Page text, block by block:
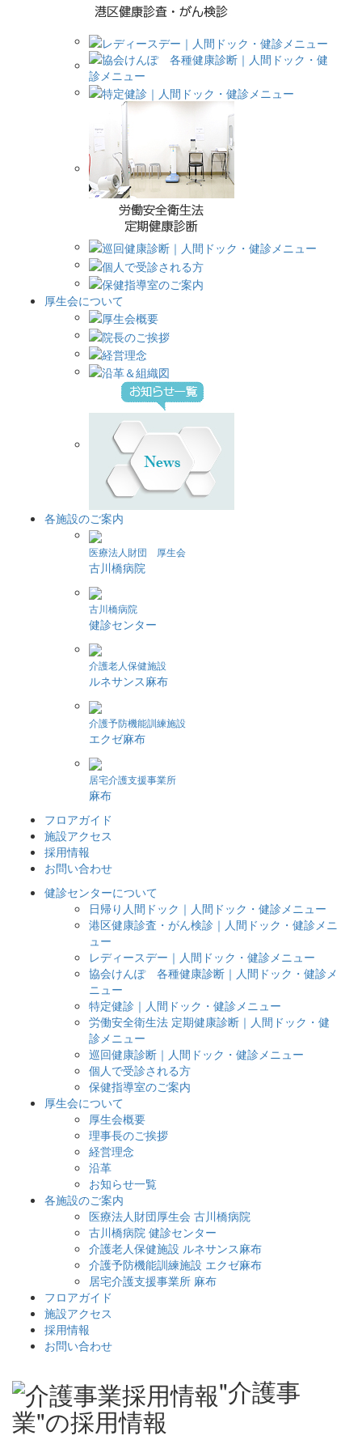
厚生会について
各施設のご案内
医療法人財団 厚生会
古川橋病院
古川橋病院
健診センター
介護老人保健施設
ルネサンス麻布
介護予防機能訓練施設
エクゼ麻布
居宅介護支援事業所
麻布
フロアガイド
施設アクセス
採用情報
お問い合わせ
健診センターについて
日帰り人間ドック｜人間ドック・健診メニュー
港区健康診査・がん検診｜人間ドック・健診メニ
ュー
レディースデー｜人間ドック・健診メニュー
協会けんぽ 各種健康診断｜人間ドック・健診メ
ニュー
特定健診｜人間ドック・健診メニュー
労働安全衛生法 定期健康診断｜人間ドック・健
診メニュー
巡回健康診断｜人間ドック・健診メニュー
個人で受診される方
保健指導室のご案内
厚生会について
厚生会概要
理事長のご挨拶
経営理念
沿革
お知らせ一覧
各施設のご案内
医療法人財団厚生会 古川橋病院
古川橋病院 健診センター
介護老人保健施設 ルネサンス麻布
介護予防機能訓練施設 エクゼ麻布
居宅介護支援事業所 麻布
フロアガイド
施設アクセス
採用情報
お問い合わせ
"介護事
業"の採用情報